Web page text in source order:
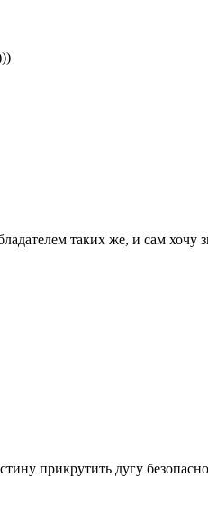
таких же, и сам хочу
прикрутить дугу